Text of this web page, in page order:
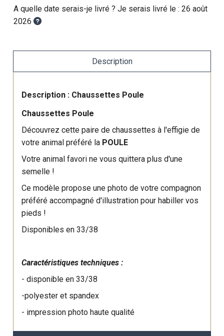
A quelle date serais-je livré ? Je serais livré le :26 août
2026
Description
Description : Chaussettes Poule
Chaussettes Poule
Découvrez cette paire de chaussettes à l'effigie de
votre animal préféré la POULE
Votre animal favori ne vous quittera plus d'une
semelle !
Ce modèle propose une photo de votre compagnon
préféré accompagné d'illustration pour habiller vos
pieds !
Disponibles en 33/38
Caractéristiques techniques :
- disponible en 33/38
-polyester et spandex
- impression photo haute qualité